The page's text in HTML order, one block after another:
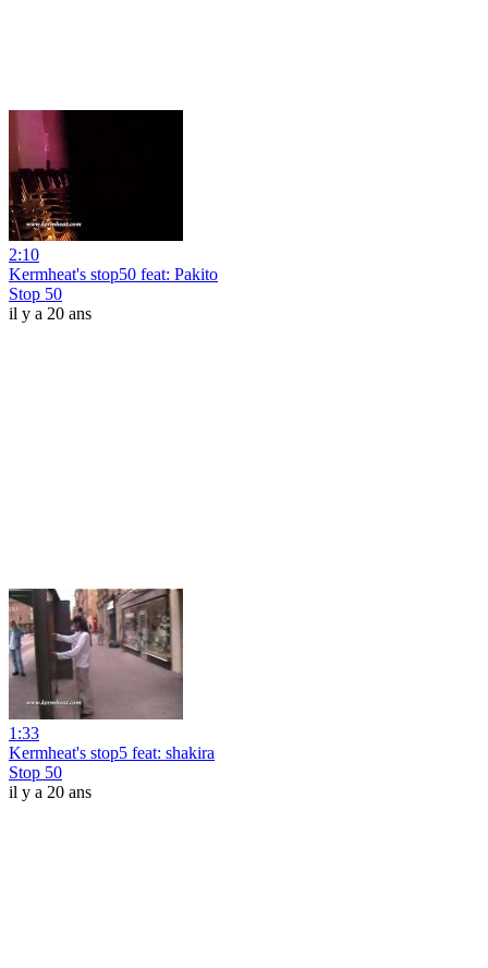
2:10
Kermheat's stop50 feat: Pakito
Stop 50
il y a 20 ans
1:33
Kermheat's stop5 feat: shakira
Stop 50
il y a 20 ans